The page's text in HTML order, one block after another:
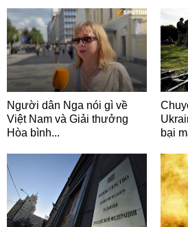
Người dân Nga nói gì về
Việt Nam và Giải thưởng
Hòa bình...
bại